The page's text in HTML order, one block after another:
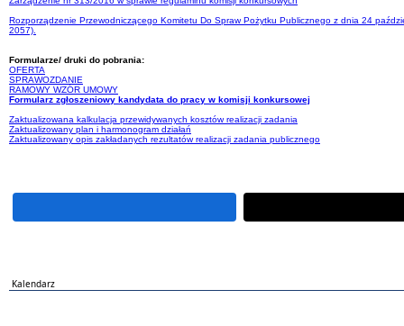
Rozporządzenie Przewodniczącego Komitetu Do Spraw Pożytku Publicznego z dnia 24
2057).
Formularze/ druki do pobrania:
OFERTA
SPRAWOZDANIE
RAMOWY WZÓR UMOWY
Formularz zgłoszeniowy kandydata do pracy w komisji konkursowej
Zaktualizowana kalkulacja przewidywanych kosztów realizacji zadania
Zaktualizowany plan i harmonogram działań
Zaktualizowany opis zakładanych rezultatów realizacji zadania publicznego
Kalendarz